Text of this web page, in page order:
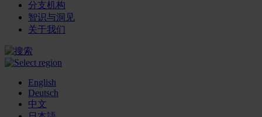
分支机构
智识与洞见
关于我们
English
Deutsch
中文